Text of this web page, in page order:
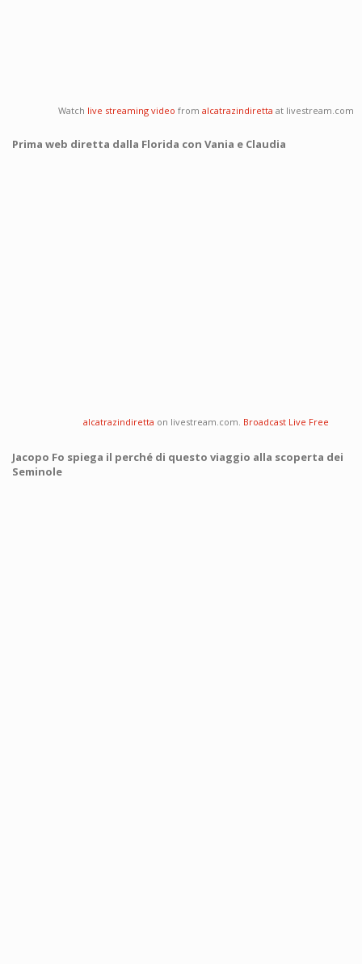
Watch live streaming video from alcatrazindiretta at livestream.com
Prima web diretta dalla Florida con Vania e Claudia
alcatrazindiretta on livestream.com. Broadcast Live Free
Jacopo Fo spiega il perché di questo viaggio alla scoperta dei
Seminole